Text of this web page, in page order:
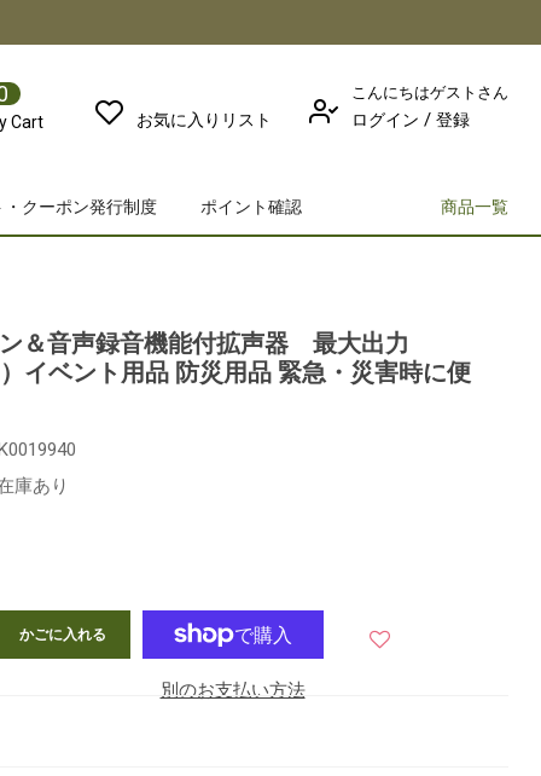
こんにちはゲストさん
ログイン / 登録
お気に入りリスト
Cart
・クーポン発行制度 ポイント確認 商品一覧
＆音声録音機能付拡声器 最大出力
イベント用品 防災用品 緊急・災害時に便
庫あり
かごに入れる
別のお支払い方法